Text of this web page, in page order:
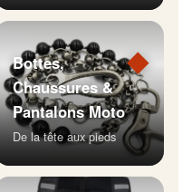
◆
Bottes,
Chaussures &
Pantalons Moto
De la tête aux pieds